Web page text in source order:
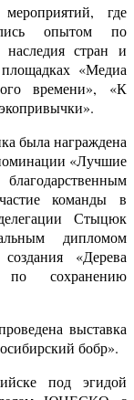
где
опытом по
стран и
«Медиа
времени», «К
была награждена
«Лучшие
команды в
Стыцюк
дипломом
«Дерева
сохранению
выставка
бобр».
под эгидой